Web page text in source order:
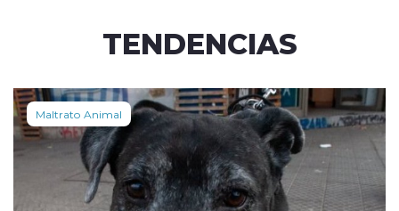
TENDENCIAS
Maltrato Animal